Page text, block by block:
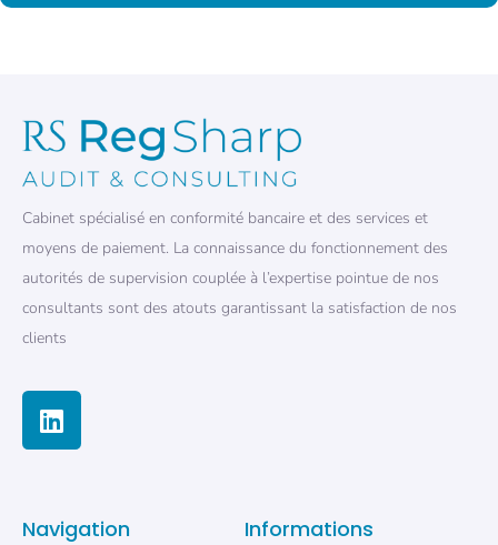
Cabinet spécialisé en conformité bancaire et des services et
moyens de paiement. La connaissance du fonctionnement des
autorités de supervision couplée à l’expertise pointue de nos
consultants sont des atouts garantissant la satisfaction de nos
clients
Navigation Informations